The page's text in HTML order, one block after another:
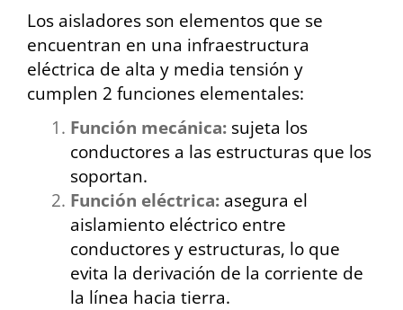
Los aisladores son elementos que se
encuentran en una infraestructura
eléctrica de alta y media tensión y
cumplen 2 funciones elementales:
Función mecánica: sujeta los
conductores a las estructuras que los
soportan.
Función eléctrica: asegura el
aislamiento eléctrico entre
conductores y estructuras, lo que
evita la derivación de la corriente de
la línea hacia tierra.